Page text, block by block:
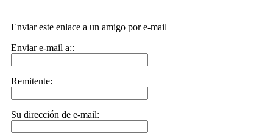
Enviar este enlace a un amigo por e-mail
Enviar e-mail a::
Remitente:
Su dirección de e-mail: